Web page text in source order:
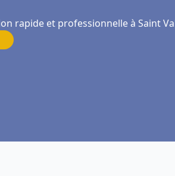
rapide et professionnelle à Saint